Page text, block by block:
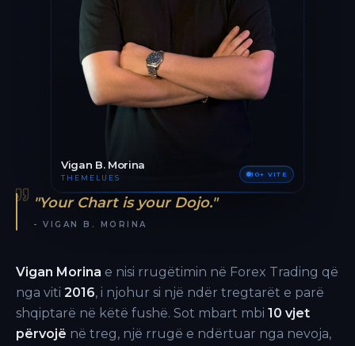
Vigan B. Morina
THEMELUES 10+ VITE
"Your Chart is your Dojo."
- VIGAN B. MORINA
Vigan Morina e nisi rrugëtimin në Forex Trading që
nga viti 2016, i njohur si një ndër tregtarët e parë
shqiptarë në këtë fushë. Sot mbart mbi 10 vjet
përvojë në treg, një rrugë e ndërtuar nga nevoja,